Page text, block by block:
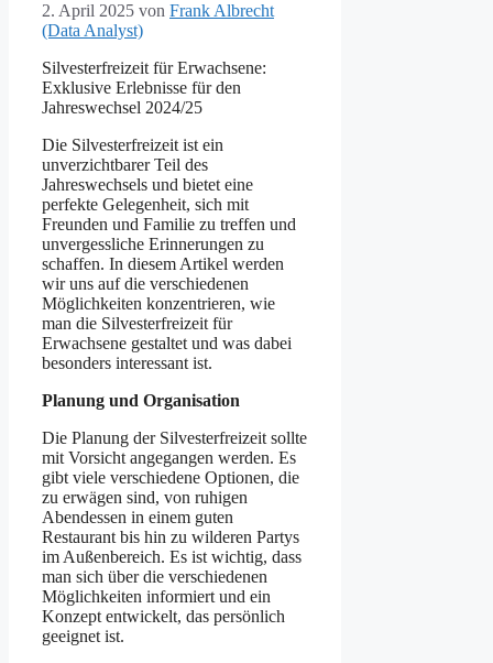
2. April 2025 von Frank Albrecht
(Data Analyst)
Silvesterfreizeit für Erwachsene:
Exklusive Erlebnisse für den
Jahreswechsel 2024/25
Die Silvesterfreizeit ist ein
unverzichtbarer Teil des
Jahreswechsels und bietet eine
perfekte Gelegenheit, sich mit
Freunden und Familie zu treffen und
unvergessliche Erinnerungen zu
schaffen. In diesem Artikel werden
wir uns auf die verschiedenen
Möglichkeiten konzentrieren, wie
man die Silvesterfreizeit für
Erwachsene gestaltet und was dabei
besonders interessant ist.
Planung und Organisation
Die Planung der Silvesterfreizeit sollte
mit Vorsicht angegangen werden. Es
gibt viele verschiedene Optionen, die
zu erwägen sind, von ruhigen
Abendessen in einem guten
Restaurant bis hin zu wilderen Partys
im Außenbereich. Es ist wichtig, dass
man sich über die verschiedenen
Möglichkeiten informiert und ein
Konzept entwickelt, das persönlich
geeignet ist.